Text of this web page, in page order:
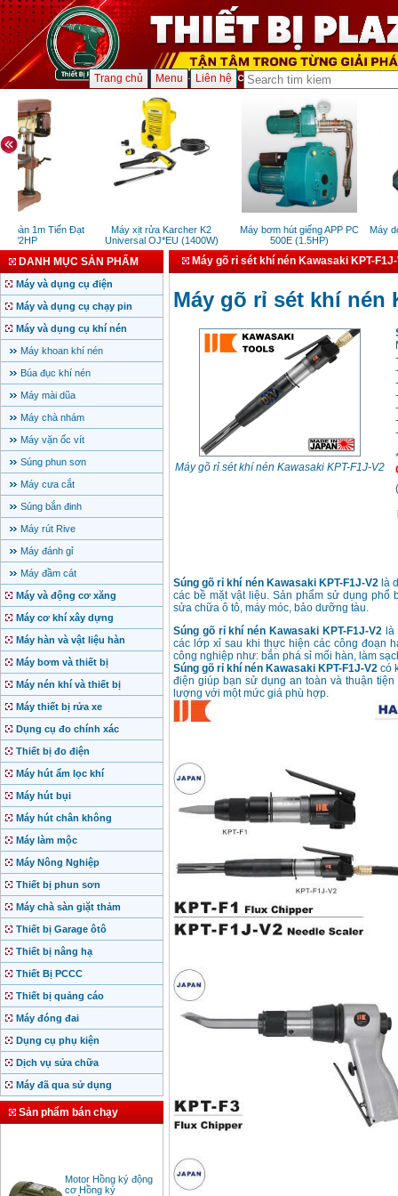
Trang chủ Menu Liên hệ
bàn 1m Tiến Đạt
1/2HP
Máy xịt rửa Karcher K2
Universal OJ*EU (1400W)
Máy bơm hút giếng APP PC
500E (1.5HP)
Máy
DANH MỤC SẢN PHẨM
Máy và dụng cụ điện
Máy và dụng cụ chạy pin
Máy và dụng cụ khí nén
Máy khoan khí nén
Búa đục khí nén
Máy mài dũa
Máy chà nhám
Máy vặn ốc vít
Súng phun sơn
Máy cưa cắt
Súng bắn đinh
Máy rút Rive
Máy đánh gỉ
Máy đầm cát
Máy và động cơ xăng
Máy cơ khí xây dựng
Máy hàn và vật liệu hàn
Máy bơm và thiết bị
Máy nén khí và thiết bị
Máy thiết bị rửa xe
Dụng cụ đo chính xác
Thiết bị đo điện
Máy hút ẩm lọc khí
Máy hút bụi
Máy hút chân không
Máy làm mộc
Máy Nông Nghiệp
Thiết bị phun sơn
Máy chà sàn giặt thảm
Thiết bị Garage ôtô
Thiết bị nâng hạ
Thiết Bị PCCC
Thiết bị quảng cáo
Máy đóng đai
Dụng cụ phụ kiện
Dịch vụ sửa chữa
Máy đã qua sử dụng
Sản phẩm bán chạy
cơ Hồng ký
Giá:2280000
Máy gõ rỉ sét khí nén Kawasaki KPT-
Máy gõ rỉ sét khí nén
Máy gõ rỉ sét khí nén Kawasaki KPT-F1J-V2
(
Súng gõ rỉ khí nén Kawasaki KPT-F1J-V2là
các bề mặt vật liệu. Sản phẩm sử dụng phổ
sửa chữa ô tô, máy móc, bảo dưỡng tàu.
Súng gõ rỉ khí nén Kawasaki KPT-F1J-V2là
các lớp xỉ sau khi thực hiện các công đoạn
công nghiệp như: bắn phá sỉ mối hàn, làm
Súng gõ rỉ khí nén Kawasaki KPT-F1J-V2 có
điện giúp bạn sử dụng an toàn và thuận
lượng với một mức giá phù hợp.